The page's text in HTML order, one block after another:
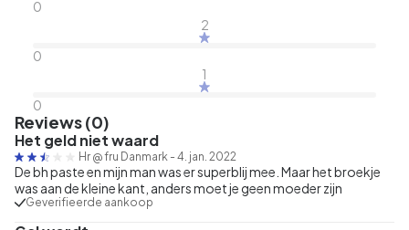
0
2
0
1
0
Reviews (0)
Het geld niet waard
Hr @ fru Danmark - 4. jan. 2022
De bh paste en mijn man was er superblij mee. Maar het broekje
was aan de kleine kant, anders moet je geen moeder zijn
Geverifieerde aankoop